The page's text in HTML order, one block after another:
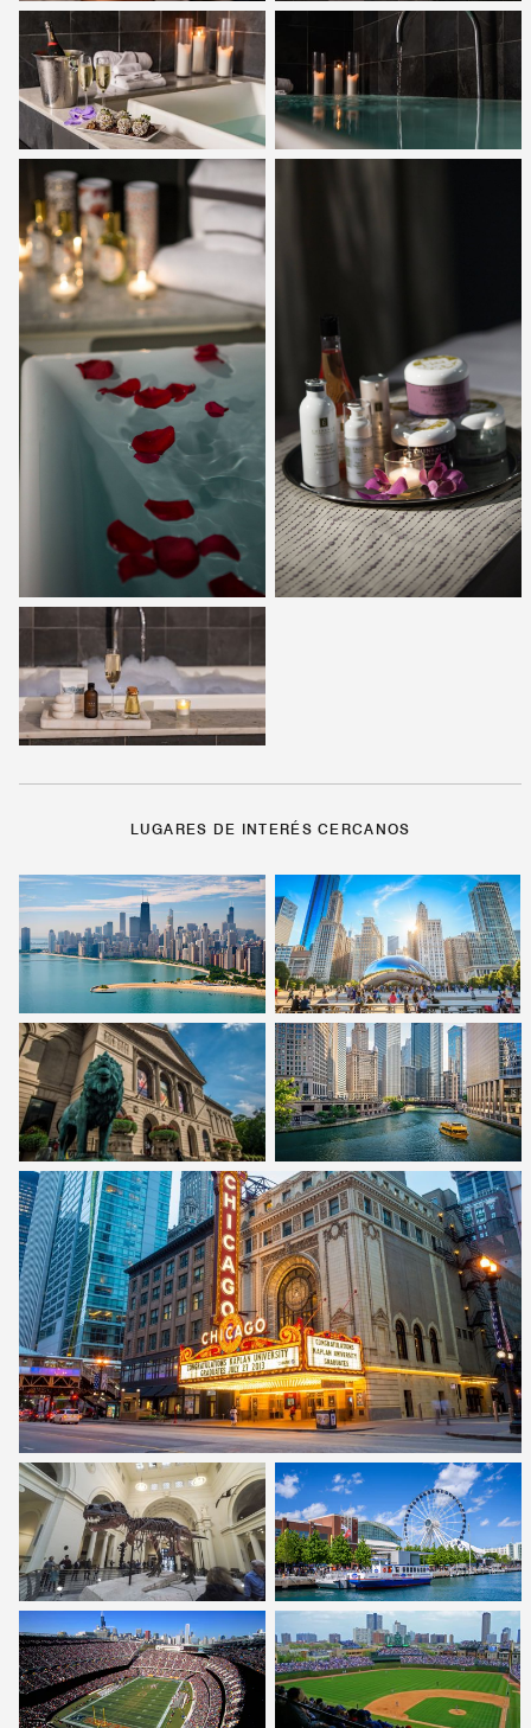
LUGARES DE INTERÉS CERCANOS